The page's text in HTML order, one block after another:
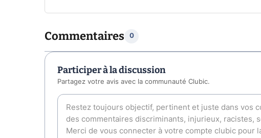
Commentaires 0
Participer à la discussion
Partagez votre avis avec la communauté Clubic.